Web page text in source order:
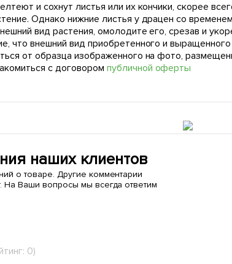
и сохнут листья или их кончики, скорее
Однако нижние листья у драцен со
вид растения, омолодите его, срезав и
что внешний вид приобретенного и
от образца изображенного на фото,
с договором публичной оферты
наших клиентов
о товаре. Другие комментарии
На Ваши вопросы мы всегда ответим
0)